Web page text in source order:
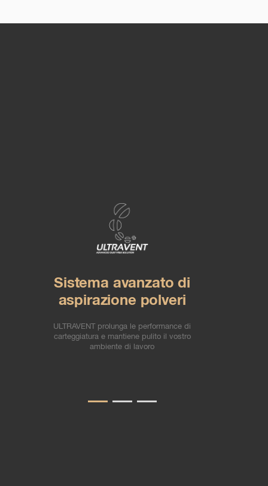
Sistema avanzato di
aspirazione polveri
ULTRAVENT prolunga le performance di
carteggiatura e mantiene pulito il vostro
ambiente di lavoro